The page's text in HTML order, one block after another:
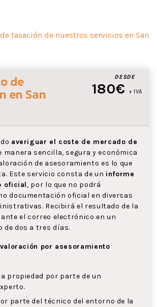
tasación de nuestros servicios en San
DESDE
180€ + IVA
de
en San
averiguar el coste de mercado de
manera sencilla, segura y económica
de asesoramiento es lo que
Este servicio consta de un informe
oficial, por lo que no podrá
documentación oficial en diversas
Recibirá el resultado de la
el correo electrónico en un
de dos a tres días.
por asesoramiento
propiedad por parte de un
parte del técnico del entorno de la